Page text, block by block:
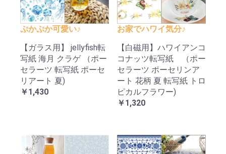
ぷかぷか可愛い♪
【ガラス用】 jellyfish転
写紙 海月 クラゲ （ポー
セラーツ 転写紙 ポーセ
リアート 夏)
￥1,430
お家でハワイ気分♪
【白磁用】ハワイアンコ
コナッツ転写紙 （ポー
セラーツ ポーセリンア
ート 花柄 夏 転写紙 トロ
ピカルフラワー)
￥1,320